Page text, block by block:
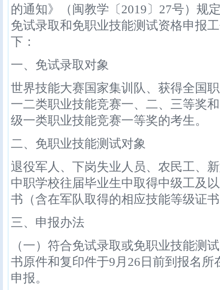
的通知》（闽教学〔2019〕27号）规
免试录取和免职业技能测试资格申报
下：
一、免试录取对象
世界技能大赛国家集训队、获得全国
一二类职业技能竞赛一、二、三等奖
级一类职业技能竞赛一等奖的考生。
二、免职业技能测试对象
退役军人、下岗失业人员、农民工、
中职学校往届毕业生中取得中级工及
书（含在军队取得的相应技能等级证
三、申报办法
（一）符合免试录取或免职业技能测
书原件和复印件于9月26日前到报名
申报。